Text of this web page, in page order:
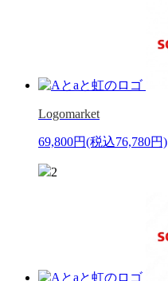
Logomarket
69,800円(税込76,780円)
2